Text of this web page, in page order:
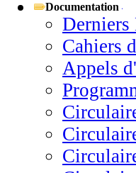
Documentation
Derniers
Cahiers
Appels